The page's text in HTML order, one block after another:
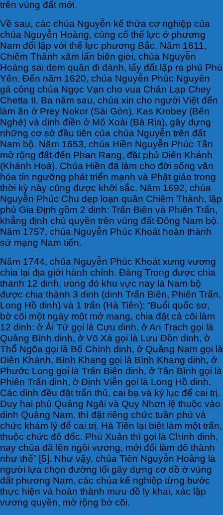
trên vùng đất mới.
Về sau, các chúa Nguyễn kế thừa cơ nghiệp của
chúa Nguyễn Hoàng, củng cố thế lực ở phương
Nam đối lập với thế lực phương Bắc. Năm 1611,
Chiêm Thành xâm lấn biên giới, chúa Nguyễn
Hoàng sai đem quân đi đánh, lấy đất lập ra phủ Phú
Yên. Đến năm 1620, chúa Nguyễn Phúc Nguyên
gả công chúa Ngọc Vạn cho vua Chân Lạp Chey
Chetta II. Ba năm sau, chúa xin cho người Việt đến
làm ăn ở Prey Nokor (Sài Gòn), Kas Krobey (Bến
Nghé) và dinh điền ở Mô Xoài (Bà Rịa), gây dựng
những cơ sở đầu tiên của chúa Nguyễn trên đất
Nam bộ. Năm 1653, chúa Hiền Nguyễn Phúc Tần
mở rộng đất đến Phan Rang, đặt phủ Diên Khánh
(Khánh Hoà). Chúa Hiền đã làm cho đời sống văn
hóa tín ngưỡng phát triển mạnh và Phật giáo trong
thời kỳ này cũng được khởi sắc. Năm 1692, chúa
Nguyễn Phúc Chu dẹp loạn quân Chiêm Thành, lập
phủ Gia Định gồm 2 dinh: Trấn Biên và Phiên Trấn,
khẳng định chủ quyền trên vùng đất Đông Nam bộ.
Năm 1757, chúa Nguyễn Phúc Khoát hoàn thành
sứ mạng Nam tiến.
Năm 1744, chúa Nguyễn Phúc Khoát xưng vương
chia lại địa giới hành chính. Đàng Trong được chia
thành 12 dinh, trong đó khu vực nay là Nam bộ
được chia thành 3 dinh (dinh Trấn Biên, Phiên Trấn,
Long Hồ dinh) và 1 trấn (Hà Tiên): “Buổi quốc sơ,
bờ cõi một ngày một mở mang, chia đặt cả cõi làm
12 dinh: ở Ái Tử gọi là Cựu dinh, ở An Trạch gọi là
Quảng Bình dinh, ở Võ Xá gọi là Lưu Đồn dinh, ở
Thổ Ngõa gọi là Bố Chính dinh, ở Quảng Nam gọi là
Diên Khánh, Bình Khang gọi là Bình Khang dinh, ở
Phước Long gọi là Trấn Biên dinh, ở Tân Bình gọi là
Phiên Trấn dinh, ở Định Viễn gọi là Long Hồ dinh.
Các dinh đều đặt trấn thủ, cai bạ và ký lục để cai trị.
Duy hai phủ Quảng Ngãi và Quy Nhơn lệ thuộc vào
dinh Quảng Nam, thì đặt riêng chức tuần phủ và
chức khám lý để cai trị. Hà Tiên lại biệt làm một trấn,
thuộc chức đô đốc. Phú Xuân thì gọi là Chính dinh,
nay chúa đã lên ngôi vương, mới đổi làm đô thành
như thế” [5]. Như vậy, chúa Tiên Nguyễn Hoàng là
người lựa chọn đường lối gây dựng cơ đồ ở vùng
đất phương Nam, các chúa kế nghiệp từng bước
thực hiện và hoàn thành mưu đồ ly khai, xác lập
vương quyền, mở rộng bờ cõi.